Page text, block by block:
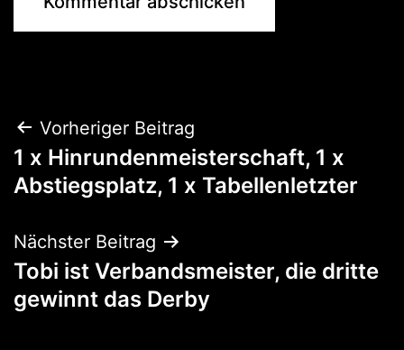
Beitragsnavigation
Vorheriger Beitrag
1 x Hinrundenmeisterschaft, 1 x
Abstiegsplatz, 1 x Tabellenletzter
Nächster Beitrag
Tobi ist Verbandsmeister, die dritte
gewinnt das Derby